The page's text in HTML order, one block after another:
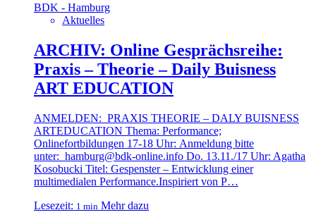
BDK - Hamburg
Aktuelles
ARCHIV: Online Gesprächsreihe:
Praxis – Theorie – Daily Buisness
ART EDUCATION
ANMELDEN: PRAXIS THEORIE – DALY BUISNESS
ARTEDUCATION Thema: Performance;
Onlinefortbildungen 17-18 Uhr: Anmeldung bitte
unter: hamburg@bdk-online.info Do. 13.11./17 Uhr: Agatha
Kosobucki Titel: Gespenster – Entwicklung einer
multimedialen Performance.Inspiriert von P…
Lesezeit: 1 min Mehr dazu